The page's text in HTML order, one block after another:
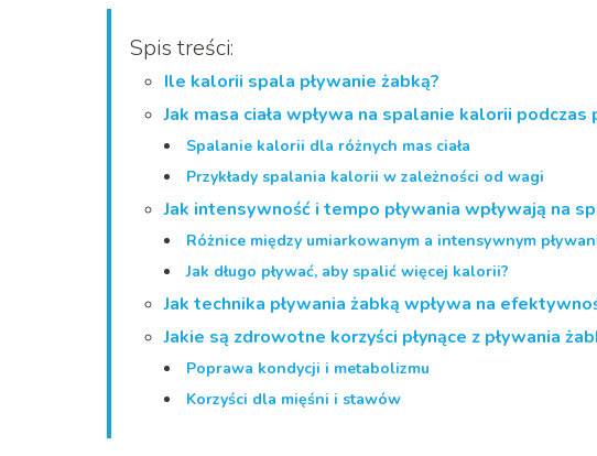
Spis treści:
Ile kalorii spala pływanie żabką?
Jak masa ciała wpływa na spalanie kalorii podczas
Spalanie kalorii dla różnych mas ciała
Przykłady spalania kalorii w zależności od wagi
Jak intensywność i tempo pływania wpływają na
Różnice między umiarkowanym a intensywnym
Jak długo pływać, aby spalić więcej kalorii?
Jak technika pływania żabką wpływa na
Jakie są zdrowotne korzyści płynące z pływania
Poprawa kondycji i metabolizmu
Korzyści dla mięśni i stawów